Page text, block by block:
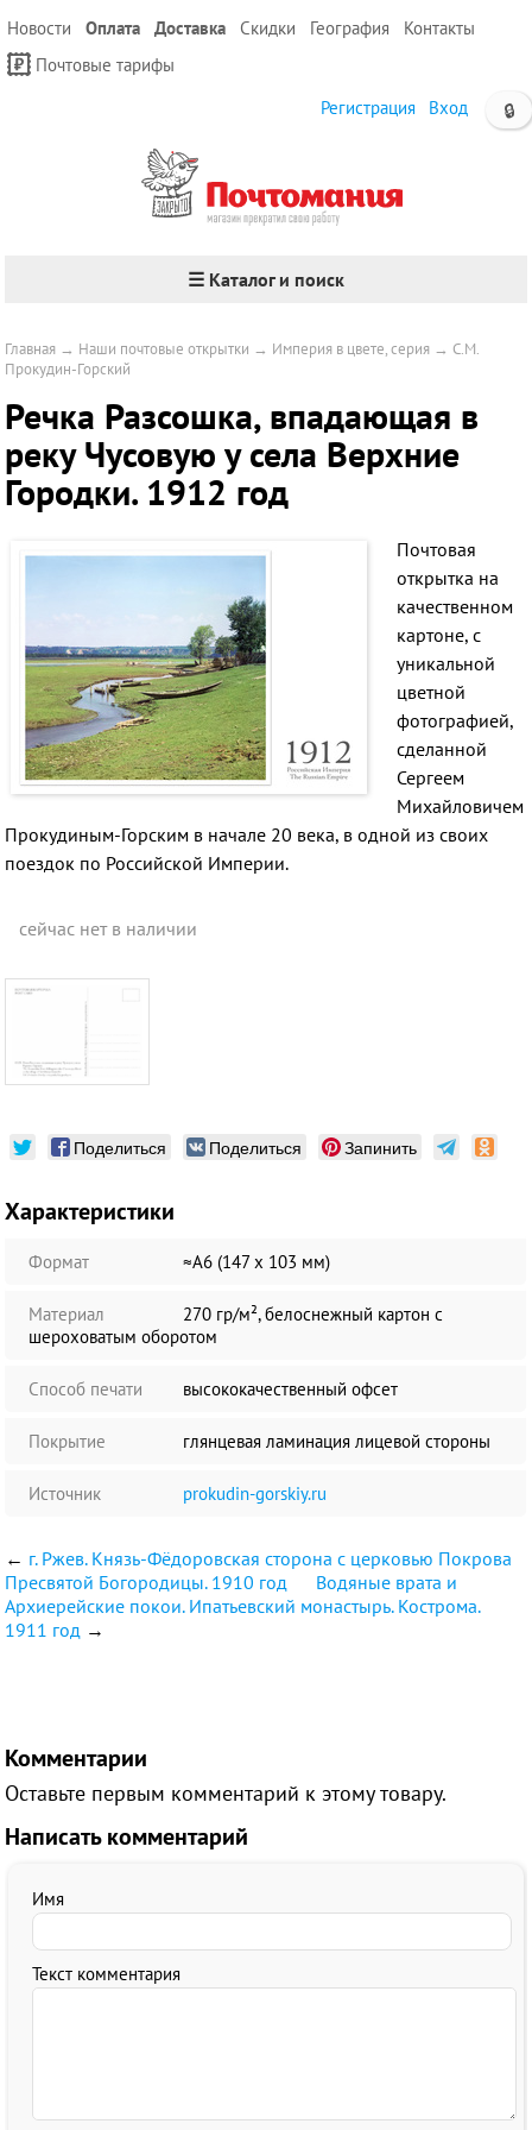
Новости Оплата Доставка Скидки География
Контакты
Почтовые тарифы
🔒
Регистрация Вход
☰ Каталог и поиск
Главная → Наши почтовые открытки → Империя в цвете, серия → С.М.
Прокудин-Горский
Речка Разсошка, впадающая в
реку Чусовую у села Верхние
Городки. 1912 год
Почтовая
открытка на
качественном
картоне, с
уникальной
цветной
фотографией,
сделанной
Сергеем
Михайловичем
Прокудиным-Горским в начале 20 века, в одной из своих
поездок по Российской Империи.
сейчас нет в наличии
Поделиться Поделиться Запинить
Характеристики
Формат ≈А6 (147 х 103 мм)
Материал
270 гр/м², белоснежный картон с
шероховатым оборотом
Способ печати высококачественный офсет
Покрытие глянцевая ламинация лицевой стороны
Источник prokudin-gorskiy.ru
← г. Ржев. Князь-Фёдоровская сторона с церковью Покрова
Пресвятой Богородицы. 1910 год
Водяные врата и
Архиерейские покои. Ипатьевский монастырь. Кострома.
1911 год →
Комментарии
Оставьте первым комментарий к этому товару.
Написать комментарий
Имя
Текст комментария